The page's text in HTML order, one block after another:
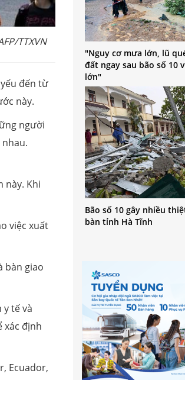
TTXVN
đến từ
này.
người
này. Khi
việc xuất
bàn giao
y tế và
xác định
Ecuador,
"Nguy cơ mưa lớn, lũ
đất ngay sau bão số 10
lớn"
Bão số 10 gây nhiều
bàn tỉnh Hà Tĩnh